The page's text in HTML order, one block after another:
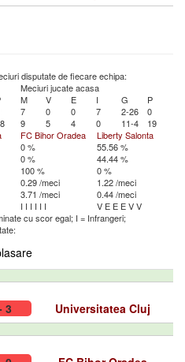
disputate de fiecare echipa:
Meciuri jucate acasa
M V E I G
P
7 0 0 7 2-26
0
9 5 4 0 11-4
19
FC Bihor Oradea
Liberty Salonta
0 %
55.56 %
0 %
44.44 %
100 %
0 %
0.29 /meci
1.22 /meci
3.71 /meci
0.44 /meci
I I I I I I V E E EVV
cu scor egal; I = Infrangeri;
3 Universitatea Cluj